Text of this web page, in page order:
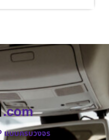
.com
แบบครบวงจร